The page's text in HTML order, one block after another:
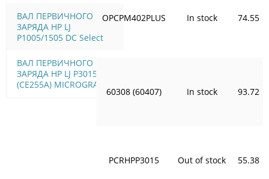
ВАЛ ПЕРВИЧНОГО
ЗАРЯДА HP LJ
P1005/1505 DC Select
ВАЛ ПЕРВИЧНОГО
ЗАРЯДА HP LJ P3015
(СЕ255А) MICROGRAPHIC
OPCPM402PLUS In stock 74.55
60308 (60407) In stock 93.72
PCRHPP3015 Out of stock 55.38